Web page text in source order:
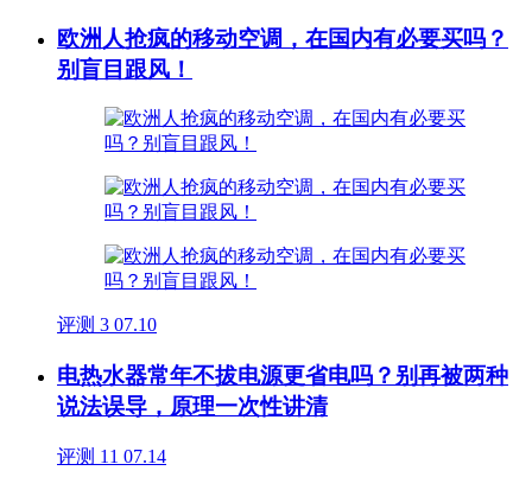
欧洲人抢疯的移动空调，在国内有必要买吗？
别盲目跟风！
评测 3 07.10
电热水器常年不拔电源更省电吗？别再被两种
说法误导，原理一次性讲清
评测 11 07.14